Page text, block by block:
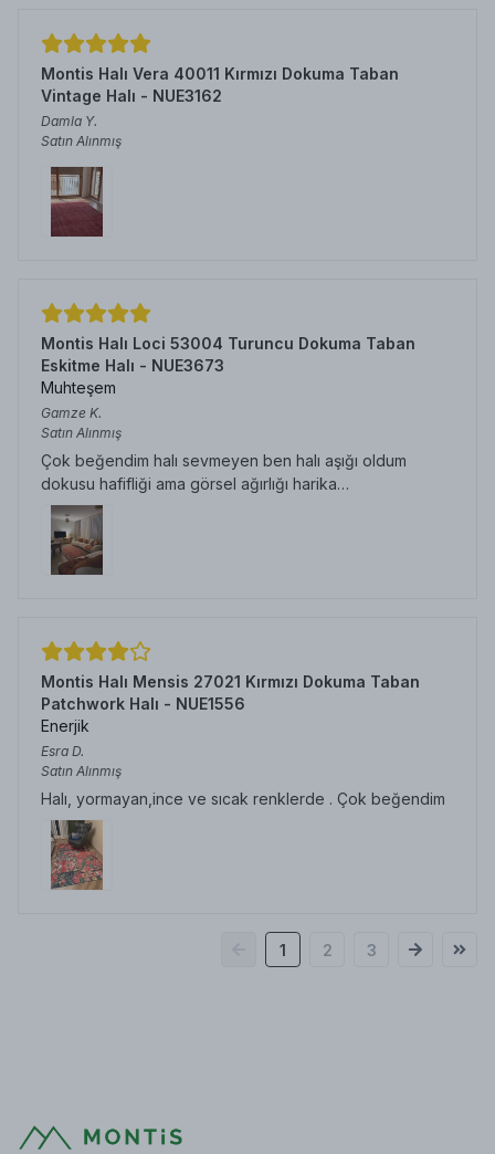
Montis Halı Vera 40011 Kırmızı Dokuma Taban
Vintage Halı - NUE3162
Damla Y.
Satın Alınmış
Montis Halı Loci 53004 Turuncu Dokuma Taban
Eskitme Halı - NUE3673
Muhteşem
Gamze K.
Satın Alınmış
Çok beğendim halı sevmeyen ben halı aşığı oldum
dokusu hafifliği ama görsel ağırlığı harika…
Montis Halı Mensis 27021 Kırmızı Dokuma Taban
Patchwork Halı - NUE1556
Enerjik
Esra D.
Satın Alınmış
Halı, yormayan,ince ve sıcak renklerde . Çok beğendim
1 2 3